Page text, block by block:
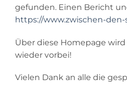
gefunden. Einen Bericht
https://www.zwischen-
Über diese Homepage
wieder vorbei!
Vielen Dank an alle die